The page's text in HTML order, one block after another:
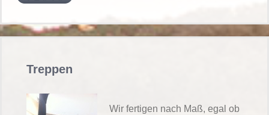
Treppen
Wir fertigen nach Maß, egal ob